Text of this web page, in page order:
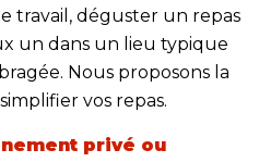
travail, déguster un repas
un dans un lieu typique
Nous proposons la
vos repas.
privé ou